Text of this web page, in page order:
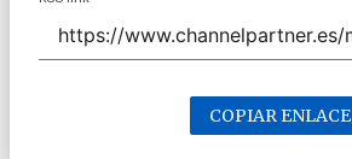
COPIAR ENLACE